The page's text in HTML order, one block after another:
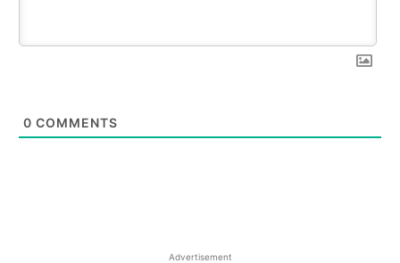
0 COMMENTS
Advertisement